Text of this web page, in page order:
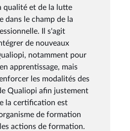
qualité et de la lutte
dans le champ de la
Il s'agit
de nouveaux
notamment pour
apprentissage, mais
les modalités des
Qualiopi afin justement
la certification est
de formation
actions de formation.